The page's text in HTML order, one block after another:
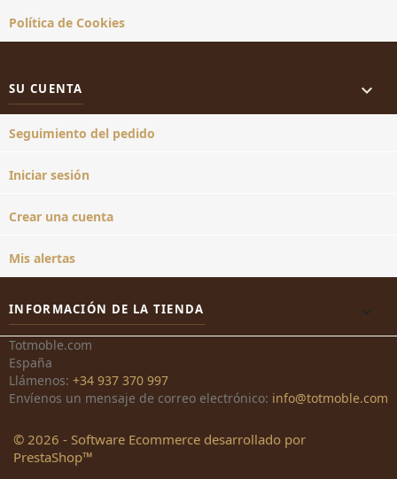
Política de Cookies
SU CUENTA 
Seguimiento del pedido
Iniciar sesión
Crear una cuenta
Mis alertas
INFORMACIÓN DE LA TIENDA keyboard_arrow_down
Totmoble.com
España
Llámenos: +34 937 370 997
Envíenos un mensaje de correo electrónico: info@totmoble.com
© 2026 - Software Ecommerce desarrollado por
PrestaShop™